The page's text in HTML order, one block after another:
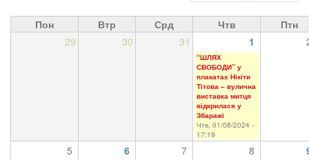
Пон Втр Срд Чтв
Птн
29
30 31 1
“ШЛЯХ
СВОБОДИ” у
плакатах Нікіти
Тітова – вулична
виставка митця
відкрилася у
Збаражі
Чтв, 01/08/2024 -
17:19
5 6 7 8